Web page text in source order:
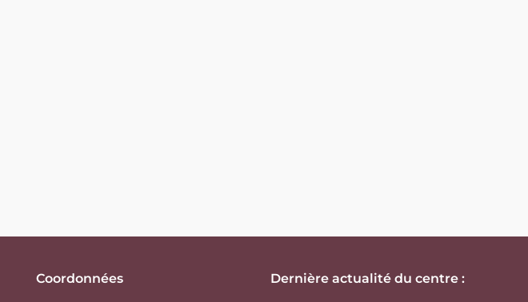
Coordonnées Dernière actualité du centre :